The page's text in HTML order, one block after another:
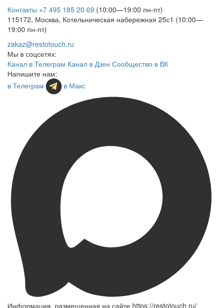
Контакты +7 495 185 20 69 (10:00—19:00 пн-пт)
115172, Москва, Котельническая набережная 25с1 (10:00—
19:00 пн-пт)
zakaz@restotouch.ru
Мы в соцсетях:
Канал в Телеграм Канал в Дзен Сообщество в ВК
Напишите нам:
в Телеграм
в Макс
Информация, размещенная на сайте https://restotouch.ru/